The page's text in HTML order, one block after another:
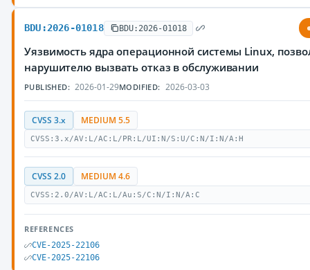
BDU:2026-01018 BDU:2026-01018
Уязвимость ядра операционной системы Linux,
нарушителю вызвать отказ в обслуживании
PUBLISHED: 2026-01-29MODIFIED: 2026-03-03
CVSS 3.x MEDIUM 5.5
CVSS:3.x/AV:L/AC:L/PR:L/UI:N/S:U/C:N/I:N/A:H
CVSS 2.0 MEDIUM 4.6
CVSS:2.0/AV:L/AC:L/Au:S/C:N/I:N/A:C
REFERENCES
CVE-2025-22106
CVE-2025-22106